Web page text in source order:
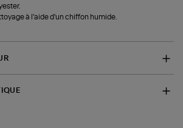
à l'aide d'un chiffon humide.